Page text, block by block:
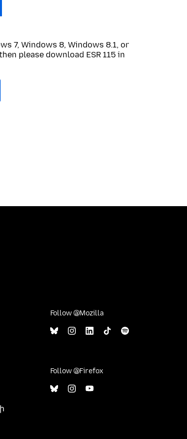
7, Windows 8, Windows 8.1, or
please download ESR 115 in
Follow @Mozilla
Follow @Firefox